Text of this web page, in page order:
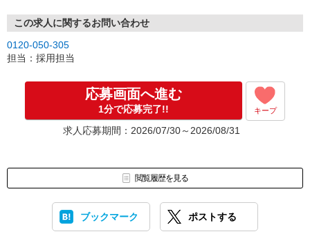
※ご希望があれば、職場見学の調整もOKです！
お気軽にご応募ください♪
この求人に関するお問い合わせ
0120-050-305
担当：採用担当
応募画面へ進む
1分で応募完了!! キープ
求人応募期間：2026/07/30～2026/08/31
閲覧履歴を見る
ブックマーク ポストする